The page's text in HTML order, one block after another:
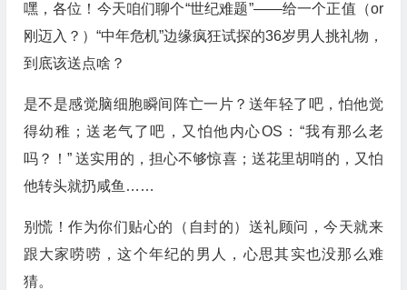
嘿，各位！今天咱们聊个“世纪难题”——给一个正值（or
刚迈入？）“中年危机”边缘疯狂试探的36岁男人挑礼物，
到底该送点啥？
是不是感觉脑细胞瞬间阵亡一片？送年轻了吧，怕他觉
得幼稚；送老气了吧，又怕他内心OS：“我有那么老
吗？！” 送实用的，担心不够惊喜；送花里胡哨的，又怕
他转头就扔咸鱼……
别慌！作为你们贴心的（自封的）送礼顾问，今天就来
跟大家唠唠，这个年纪的男人，心思其实也没那么难
猜。